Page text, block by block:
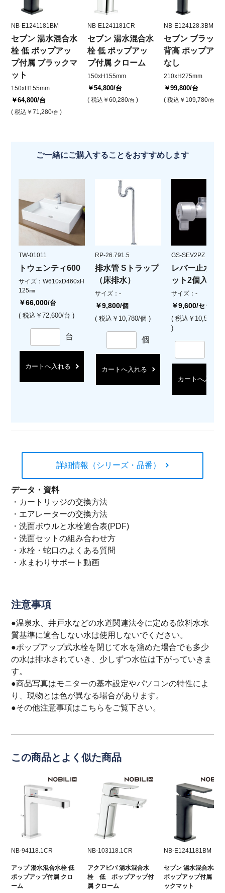
NB-E1241181BM
セブン 湯水混合水
栓 低 ポップアッ
プ付属 ブラックマ
ット
150xH155mm
￥64,800/台
( 税込 ￥71,280/台 )
NB-E1241181CR
セブン 湯水混合水
栓 低 ポップアッ
プ付属 クローム
150xH155mm
￥54,800/台
( 税込 ￥60,280/台 )
NB-E124128.3BM
セブン ブラック
背高 ポップアッ
なし
210xH275mm
￥99,800/台
( 税込 ￥109,780/台
ご一緒にご購入することをおすすめします
TW-01011
トウェンティ600
サイズ：W610xD460xH
125㎜
￥66,000/台
( 税込￥72,600/台 )
台
カートへ入れる
RP-26.791.5
排水管 Sトラップ
（床排水）
サイズ：-
￥9,800/個
( 税込￥10,780/個 )
個
カートへ入れる
GS-SEV2PZ
レバー止水栓
ット2個入)
サイズ：-
￥9,600/セット
( 税込￥10,560/セ
)
カートへ入れる
詳細情報（シリーズ・品番）
データ・資料
・ カートリッジの交換方法
・ エアレーターの交換方法
・洗面ボウルと水栓適合表(PDF)
・洗面セットの組み合わせ方
・ 水栓・蛇口のよくある質問
・ 水まわりサポート動画
注意事項
●温泉水、井戸水などの水道関連法令に定める飲料水水
質基準に適合しない水は使用しないでください。
●ポップアップ式水栓を閉じて水を溜めた場合でも多少
の水は排水されていき、少しずつ水位は下がっていきま
す。
●商品写真はモニターの基本設定やパソコンの特性によ
り、現物とは色が異なる場合があります。
●その他注意事項はこちら をご覧下さい。
この商品とよく似た商品
NB-94118.1CR
アップ 湯水混合水栓 低
ポップアップ付属 クロ
ーム
NB-103118.1CR
アクアビバ 湯水混合水
栓 低 ポップアップ付
属 クローム
NB-E1241181BM
セブン 湯水混合水栓
ポップアップ付属 ブ
ックマット